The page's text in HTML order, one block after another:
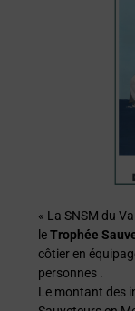
« La SNSM du
leTrophée
côtier en
personnes .
Le montant des